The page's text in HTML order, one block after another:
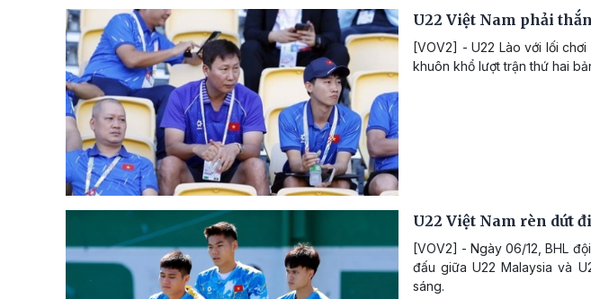
U22 Việt Nam phải
[VOV2] - U22 Lào với lối
khuôn khổ lượt trận thứ hai
U22 Việt Nam rèn dứt
[VOV2] - Ngày 06/12, BHL
đấu giữa U22 Malaysia và
sáng.